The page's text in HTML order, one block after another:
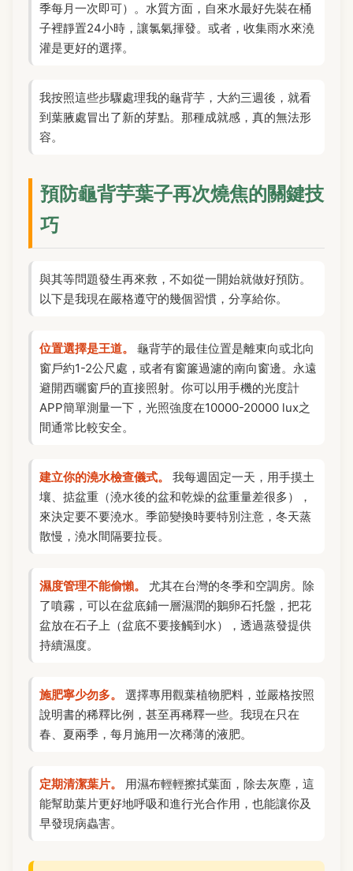
季每月一次即可）。水質方面，自來水最好先裝在桶
子裡靜置24小時，讓氯氣揮發。或者，收集雨水來澆
灌是更好的選擇。
我按照這些步驟處理我的龜背芋，大約三週後，就看
到葉腋處冒出了新的芽點。那種成就感，真的無法形
容。
預防龜背芋葉子再次燒焦的關鍵技
巧
與其等問題發生再來救，不如從一開始就做好預防。
以下是我現在嚴格遵守的幾個習慣，分享給你。
位置選擇是王道。
龜背芋的最佳位置是離東向或北向
窗戶約1-2公尺處，或者有窗簾過濾的南向窗邊。永遠
避開西曬窗戶的直接照射。你可以用手機的光度計
APP簡單測量一下，光照強度在10000-20000 lux之
間通常比較安全。
建立你的澆水檢查儀式。
我每週固定一天，用手摸土
壤、掂盆重（澆水後的盆和乾燥的盆重量差很多），
來決定要不要澆水。季節變換時要特別注意，冬天蒸
散慢，澆水間隔要拉長。
濕度管理不能偷懶。
尤其在台灣的冬季和空調房。除
了噴霧，可以在盆底鋪一層濕潤的鵝卵石托盤，把花
盆放在石子上（盆底不要接觸到水），透過蒸發提供
持續濕度。
施肥寧少勿多。
選擇專用觀葉植物肥料，並嚴格按照
說明書的稀釋比例，甚至再稀釋一些。我現在只在
春、夏兩季，每月施用一次稀薄的液肥。
定期清潔葉片。
用濕布輕輕擦拭葉面，除去灰塵，這
能幫助葉片更好地呼吸和進行光合作用，也能讓你及
早發現病蟲害。